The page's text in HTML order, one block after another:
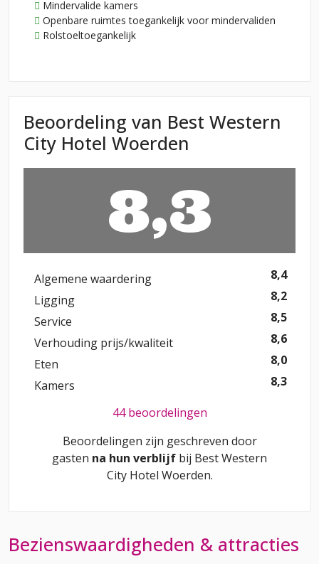
Mindervalide kamers
Openbare ruimtes toegankelijk voor mindervaliden
Rolstoeltoegankelijk
Beoordeling van Best Western
City Hotel Woerden
8,3
Algemene waardering
8,4
Ligging
8,2
Service
8,5
Verhouding prijs/kwaliteit
8,6
Eten
8,0
Kamers
8,3
44 beoordelingen
Beoordelingen zijn geschreven door
gasten na hun verblijf bij Best Western
City Hotel Woerden.
Bezienswaardigheden & attracties